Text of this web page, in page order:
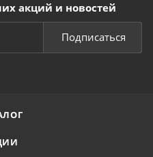
акций и новостей
Подписаться